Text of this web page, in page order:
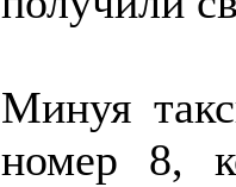
Минуя
номер 8,